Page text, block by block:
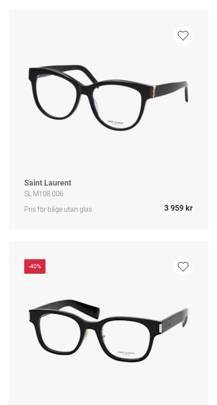
Saint Laurent
SL M108 006
Pris för båge utan glas
3 959 kr
-40%